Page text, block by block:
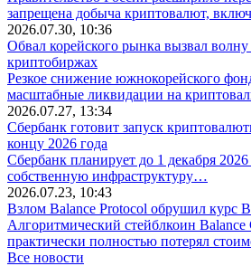
запрещена добыча криптовалют,
2026.07.30, 10:36
Обвал корейского рынка вызвал
криптобиржах
Резкое снижение южнокорейского
масштабные ликвидации на
2026.07.27, 13:34
Сбербанк готовит запуск
концу 2026 года
Сбербанк планирует до 1 декабря 2026
собственную инфраструктуру…
2026.07.23, 10:43
Взлом Balance Protocol обрушил курс
Алгоритмический стейблкоин
практически полностью потерял
Все новости